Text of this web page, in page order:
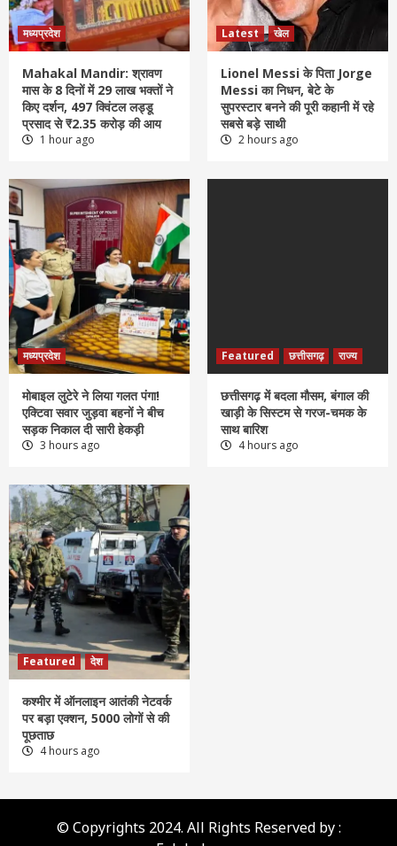
मध्यप्रदेश
Mahakal Mandir: श्रावण
मास के 8 दिनों में 29 लाख भक्तों ने
किए दर्शन, 497 क्विंटल लड्डू
प्रसाद से ₹2.35 करोड़ की आय
1 hour ago
Latest खेल
Lionel Messi के पिता Jorge
Messi का निधन, बेटे के
सुपरस्टार बनने की पूरी कहानी में रहे
सबसे बड़े साथी
2 hours ago
मध्यप्रदेश
मोबाइल लुटेरे ने लिया गलत पंगा!
एक्टिवा सवार जुड़वा बहनों ने बीच
सड़क निकाल दी सारी हेकड़ी
3 hours ago
Featured छत्तीसगढ़ राज्य
छत्तीसगढ़ में बदला मौसम, बंगाल की
खाड़ी के सिस्टम से गरज-चमक के
साथ बारिश
4 hours ago
Featured देश
कश्मीर में ऑनलाइन आतंकी नेटवर्क
पर बड़ा एक्शन, 5000 लोगों से की
पूछताछ
4 hours ago
© Copyrights 2024. All Rights Reserved by :